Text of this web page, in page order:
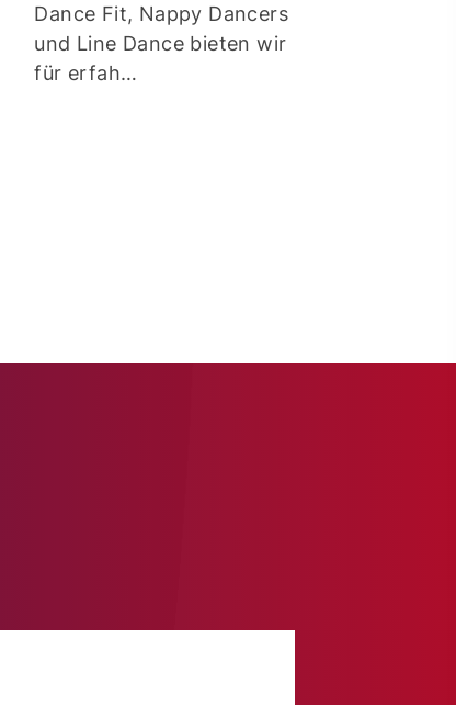
Dance Fit, Nappy Dancers
und Line Dance bieten wir
für erfah…